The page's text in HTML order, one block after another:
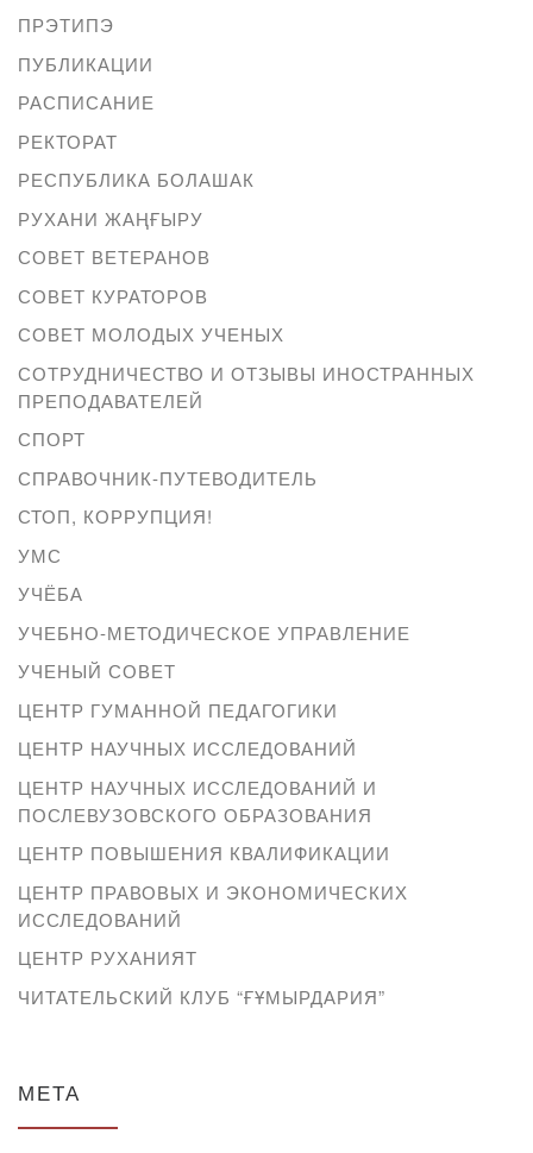
ПРЭТИПЭ
ПУБЛИКАЦИИ
РАСПИСАНИЕ
РЕКТОРАТ
РЕСПУБЛИКА БОЛАШАК
РУХАНИ ЖАҢҒЫРУ
СОВЕТ ВЕТЕРАНОВ
СОВЕТ КУРАТОРОВ
СОВЕТ МОЛОДЫХ УЧЕНЫХ
СОТРУДНИЧЕСТВО И ОТЗЫВЫ ИНОСТРАННЫХ
ПРЕПОДАВАТЕЛЕЙ
СПОРТ
СПРАВОЧНИК-ПУТЕВОДИТЕЛЬ
СТОП, КОРРУПЦИЯ!
УМС
УЧЁБА
УЧЕБНО-МЕТОДИЧЕСКОЕ УПРАВЛЕНИЕ
УЧЕНЫЙ СОВЕТ
ЦЕНТР ГУМАННОЙ ПЕДАГОГИКИ
ЦЕНТР НАУЧНЫХ ИССЛЕДОВАНИЙ
ЦЕНТР НАУЧНЫХ ИССЛЕДОВАНИЙ И
ПОСЛЕВУЗОВСКОГО ОБРАЗОВАНИЯ
ЦЕНТР ПОВЫШЕНИЯ КВАЛИФИКАЦИИ
ЦЕНТР ПРАВОВЫХ И ЭКОНОМИЧЕСКИХ
ИССЛЕДОВАНИЙ
ЦЕНТР РУХАНИЯТ
ЧИТАТЕЛЬСКИЙ КЛУБ “ҒҰМЫРДАРИЯ”
МЕТА